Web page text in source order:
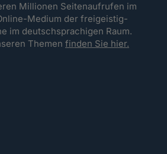
Millionen Seitenaufrufen im
Medium der freigeistig-
im deutschsprachigen Raum.
Themenfinden Sie hier.